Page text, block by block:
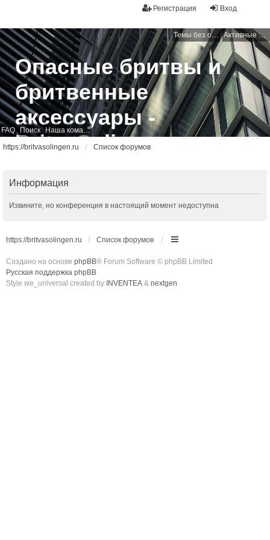
Вход
Регистрация
Темы без ответов Активные темы
FAQ Поиск Наша команда
Опасные бритвы и
бритвенные
аксессуары -
BritvaSolingen
https://britvasolingen.ru Список форумов
Информация
Извините, но конференция в настоящий момент недоступна
https://britvasolingen.ru Список форумов
Создано на основе phpBB® Forum Software © phpBB Limited
Русская поддержка phpBB
Style we_universal created by INVENTEA & nextgen